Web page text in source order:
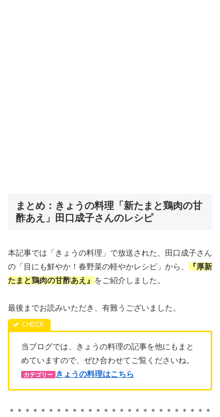
まとめ：きょうの料理「新たまと鶏肉の甘
酢あえ」田口成子さんのレシピ
本記事では「きょうの料理」で放送された、田口成子さん
の「目にも鮮やか！春野菜の軽やかレシピ」から、
『厚新
たまと鶏肉の甘酢あえ 』 をご紹介しました。
最後までお読みいただき、有難うございました。
当ブログでは、きょうの料理の記事を他にもまと
めていますので、ぜひ合わせてご覧くださいね。
カテゴリー きょうの料理はこちら
＊＊＊＊＊＊＊＊＊＊＊＊＊＊＊＊＊＊＊＊＊＊＊＊＊＊